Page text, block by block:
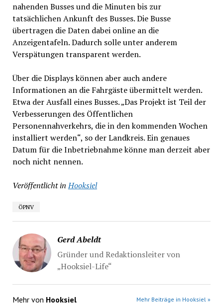
nahenden Busses und die Minuten bis zur
tatsächlichen Ankunft des Busses. Die Busse
übertragen die Daten dabei online an die
Anzeigentafeln. Dadurch solle unter anderem
Verspätungen transparent werden.
Über die Displays können aber auch andere
Informationen an die Fahrgäste übermittelt werden.
Etwa der Ausfall eines Busses. „Das Projekt ist Teil der
Verbesserungen des Öffentlichen
Personennahverkehrs, die in den kommenden Wochen
installiert werden“, so der Landkreis. Ein genaues
Datum für die Inbetriebnahme könne man derzeit aber
noch nicht nennen.
Veröffentlicht in Hooksiel
ÖPNV
Gerd Abeldt
Gründer und Redaktionsleiter von
„Hooksiel-Life“
Mehr von Hooksiel Mehr Beiträge in Hooksiel »